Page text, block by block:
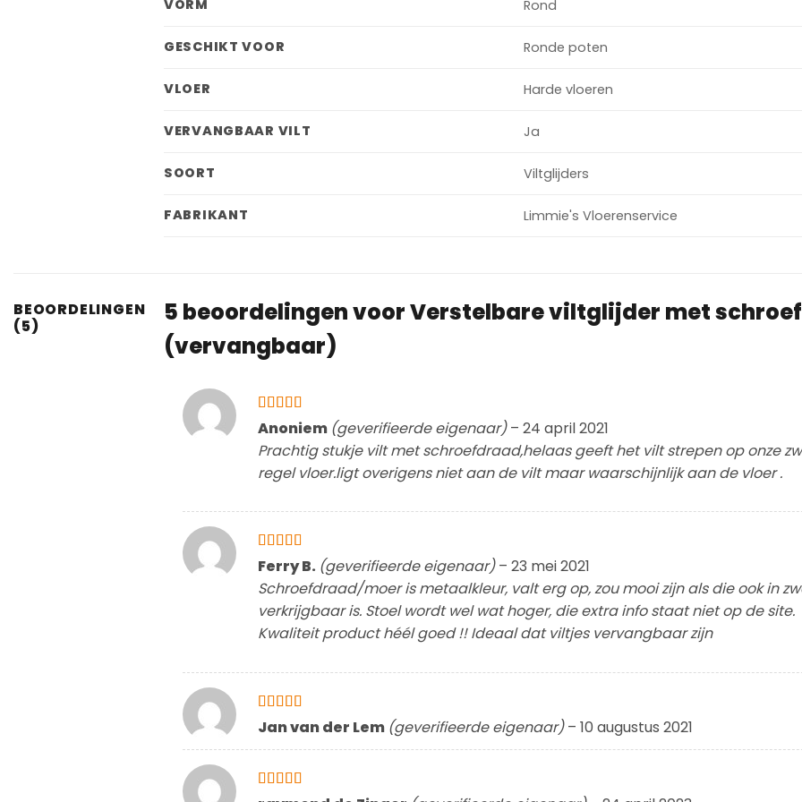
VORM Rond
GESCHIKT VOOR Ronde poten
VLOER Harde vloeren
VERVANGBAAR VILT Ja
SOORT Viltglijders
FABRIKANT Limmie's Vloerenservice
BEOORDELINGEN
(5)
5 beoordelingen voorVerstelbare viltglijder met
(vervangbaar)
Gewaardeerd
5 uit 5
Anoniem (geverifieerde eigenaar) – 24 april 2021
Prachtig stukje vilt met schroefdraad,helaas geeft het vilt strepen op onze
regel vloer.ligt overigens niet aan de vilt maar waarschijnlijk aan de vloer .
Gewaardeerd
3 uit 5
Ferry B. (geverifieerde eigenaar) – 23 mei 2021
Schroefdraad/moer is metaalkleur, valt erg op, zou mooi zijn als die ook in
verkrijgbaar is. Stoel wordt wel wat hoger, die extra info staat niet op de site.
Kwaliteit product héél goed !! Ideaal dat viltjes vervangbaar zijn
Gewaardeerd
4uit 5
Jan van der Lem (geverifieerde eigenaar) – 10 augustus 2021